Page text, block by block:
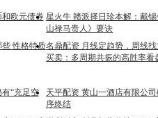
欧元债券 星火牛 赣派择日珍本解：戴
山禄马贵人》要诀
性格特质名鼎配资 月线定趋势，周线
买卖：多周期共振的高胜率看
“充足空
天平配资 黄山一酒店有限公
序终结